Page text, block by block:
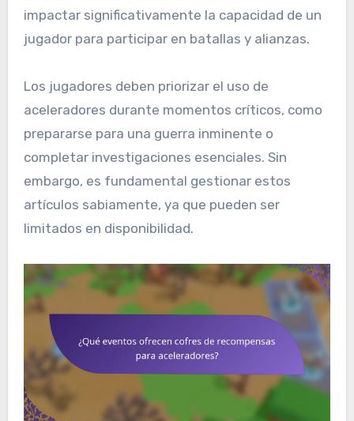
impactar significativamente la capacidad de un
jugador para participar en batallas y alianzas.
Los jugadores deben priorizar el uso de
aceleradores durante momentos críticos, como
prepararse para una guerra inminente o
completar investigaciones esenciales. Sin
embargo, es fundamental gestionar estos
artículos sabiamente, ya que pueden ser
limitados en disponibilidad.